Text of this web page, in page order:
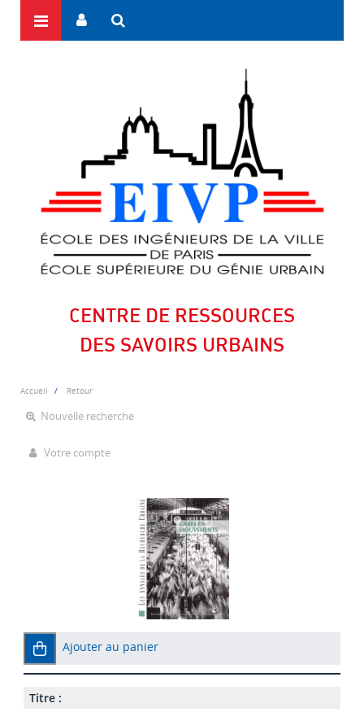
CENTRE DE RESSOURCES
DES SAVOIRS URBAINS
Accueil Retour
Nouvelle recherche
Votre compte
Ajouter au panier
Titre :